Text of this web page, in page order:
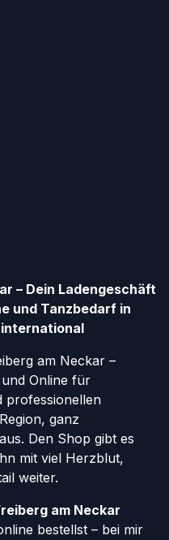
– Dein Ladengeschäft
und Tanzbedarf in
am Neckar –
Online für
professionellen
ganz
Den Shop gibt es
mit viel Herzblut,
weiter.
am Neckar
bestellst – bei mir